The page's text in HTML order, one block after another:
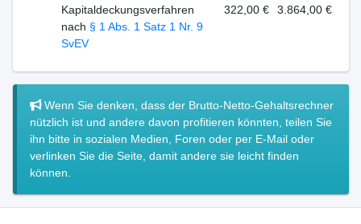
Kapitaldeckungsverfahren
nach § 1 Abs. 1 Satz 1 Nr. 9
SvEV
322,00 € 3.864,00 €
Wenn Sie denken, dass der Brutto-Netto-Gehaltsrechner
nützlich ist und andere davon profitieren könnten, teilen Sie
ihn bitte in sozialen Medien, Foren oder per E-Mail oder
verlinken Sie die Seite, damit andere sie leicht finden
können.